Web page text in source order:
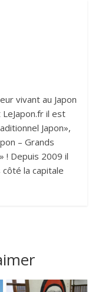
vivant au Japon
il est
Japon»,
– Grands
! Depuis 2009 il
la capitale